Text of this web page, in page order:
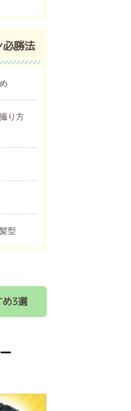
必勝法
り方
型
め3選